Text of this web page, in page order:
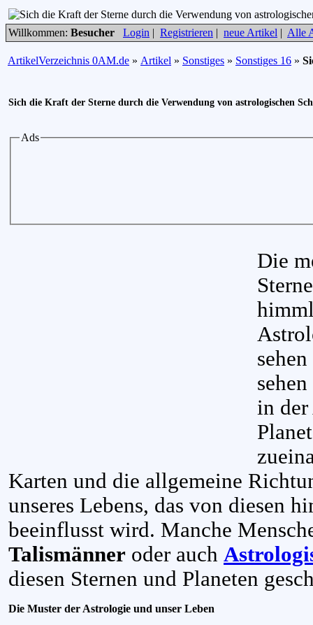
Willkommen: Besucher Login | Registrieren | neue Artikel | Alle
ArtikelVerzeichnis 0AM.de » Artikel » Sonstiges » Sonstiges 16 »
Sich die Kraft der Sterne durch die Verwendung von astrologischen
Ads
Die
in der
Karten und die allgemeine
unseres Lebens, das von diesen
beeinflusst wird. Manche
Talismänner oder auch
diesen Sternen und Planeten
Die Muster der Astrologie und unser Leben